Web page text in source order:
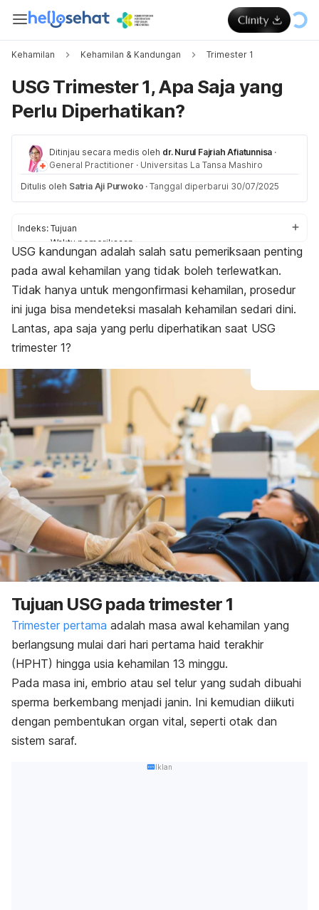
Kehamilan Kehamilan & Kandungan Trimester 1
USG Trimester 1, Apa Saja yang
Perlu Diperhatikan?
Ditinjau secara medis oleh dr. Nurul Fajriah Afiatunnisa ·
General Practitioner · Universitas La Tansa Mashiro
Ditulis oleh Satria Aji Purwoko · Tanggal diperbarui 30/07/2025
Indeks: Tujuan
Waktu pemeriksaan
Masalah kehamilan
Hal yang perlu diperhatikan
USG kandungan adalah salah satu pemeriksaan penting
pada awal kehamilan yang tidak boleh terlewatkan.
Tidak hanya untuk mengonfirmasi kehamilan, prosedur
ini juga bisa mendeteksi masalah kehamilan sedari dini.
Lantas, apa saja yang perlu diperhatikan saat USG
trimester 1?
Tujuan USG pada trimester 1
Trimester pertama adalah masa awal kehamilan yang
berlangsung mulai dari hari pertama haid terakhir
(HPHT) hingga usia kehamilan 13 minggu.
Pada masa ini, embrio atau sel telur yang sudah dibuahi
sperma berkembang menjadi janin. Ini kemudian diikuti
dengan pembentukan organ vital, seperti otak dan
sistem saraf.
Iklan